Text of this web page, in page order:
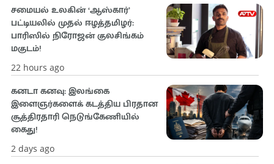
சமையல் உலகின் ‘ஆஸ்கார்’
பட்டியலில் முதல் ஈழத்தமிழர்:
பாரிஸில் நிரோஜன் குலசிங்கம்
மகுடம்!
22 hours ago
கனடா கனவு: இலங்கை
இளைஞர்களைக் கடத்திய பிரதான
சூத்திரதாரி நெடுங்கேணியில்
கைது!
2 days ago